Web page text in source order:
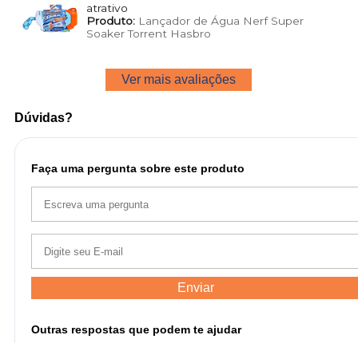
atrativo
Produto:Lançador de Água Nerf Super
Soaker Torrent Hasbro
Ver mais avaliações
Dúvidas?
Faça uma pergunta sobre este produto
Enviar
Outras respostas que podem te ajudar